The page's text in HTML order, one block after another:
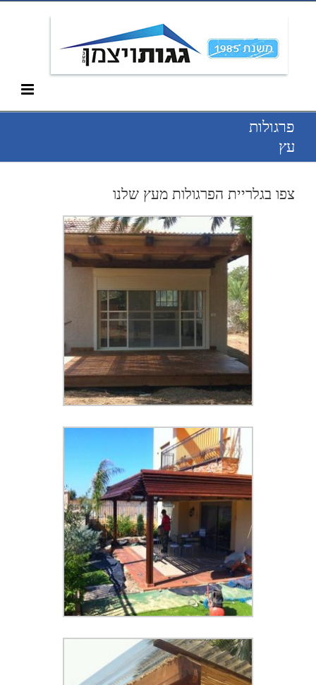
Skip
content
פרגולות
עץ
צפו בגלריית הפרגולות מעץ שלנו